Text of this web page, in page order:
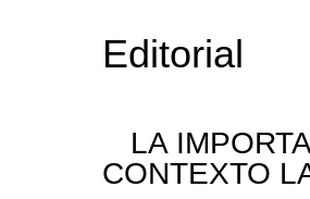
Editorial
LA
CONTEXTO